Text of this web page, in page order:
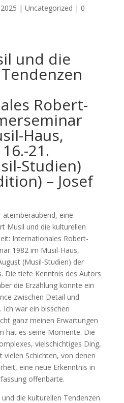
| Uncategorized | 0
und die
Robert-
Haus,
21.
Studien)
– Josef
eine
Musil und die kulturellen
Internationales Robert-
1982 im Musil-Haus,
(Musil-Studien) der
Die tiefe Kenntnis des Autors
die Erzählung könnte ein
zwischen Detail und
Ich war ein bisschen
ganz meinen Erwartungen
hat es seine Momente. Die
vielschichtiges Ding,
vielen Schichten, von denen
eine neue Erkenntnis in
offenbarte.
die kulturellen Tendenzen